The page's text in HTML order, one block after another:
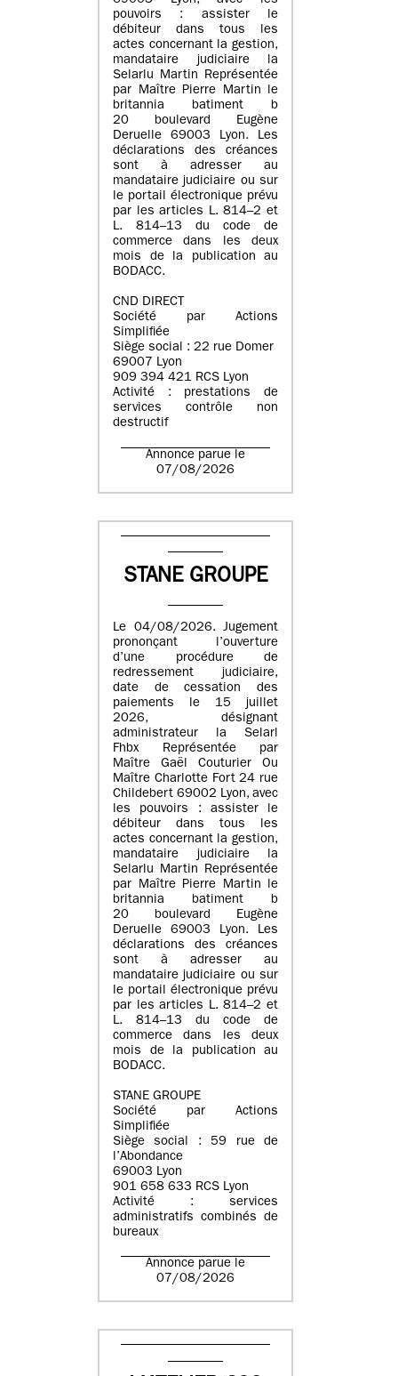
pouvoirs : assister le
débiteur dans tous les
actes concernant la gestion,
mandataire judiciaire la
Selarlu Martin Représentée
par Maître Pierre Martin le
britannia batiment b
20 boulevard Eugène
Deruelle 69003 Lyon. Les
déclarations des créances
sont à adresser au
mandataire judiciaire ou sur
le portail électronique prévu
par les articles L. 814–2 et
L. 814–13 du code de
commerce dans les deux
mois de la publication au
BODACC.
CND DIRECT
Société par Actions
Simplifiée
Siège social : 22 rue Domer
69007 Lyon
909 394 421 RCS Lyon
Activité : prestations de
services contrôle non
destructif
Annonce parue le
07/08/2026
STANE GROUPE
Le 04/08/2026. Jugement
prononçant l’ouverture
d’une procédure de
redressement judiciaire,
date de cessation des
paiements le 15 juillet
2026, désignant
administrateur la Selarl
Fhbx Représentée par
Maître Gaël Couturier Ou
Maître Charlotte Fort 24 rue
Childebert 69002 Lyon, avec
les pouvoirs : assister le
débiteur dans tous les
actes concernant la gestion,
mandataire judiciaire la
Selarlu Martin Représentée
par Maître Pierre Martin le
britannia batiment b
20 boulevard Eugène
Deruelle 69003 Lyon. Les
déclarations des créances
sont à adresser au
mandataire judiciaire ou sur
le portail électronique prévu
par les articles L. 814–2 et
L. 814–13 du code de
commerce dans les deux
mois de la publication au
BODACC.
STANE GROUPE
Société par Actions
Simplifiée
Siège social : 59 rue de
l’Abondance
69003 Lyon
901 658 633 RCS Lyon
Activité : services
administratifs combinés de
bureaux
Annonce parue le
07/08/2026